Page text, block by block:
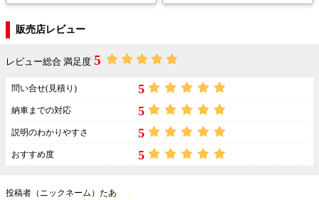
販売店レビュー
レビュー総合 満足度 5
問い合せ(見積り) 5
納車までの対応 5
説明のわかりやすさ 5
おすすめ度 5
投稿者（ニックネーム）たあ